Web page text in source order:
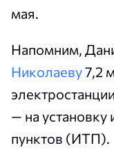
мая.
Напомним,
Николаеву7,2
— на
пунктов (ИТП).